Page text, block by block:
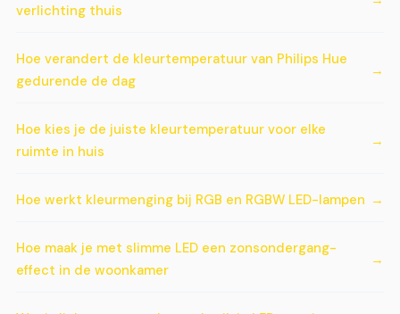
verlichting thuis
Hoe verandert de kleurtemperatuur van Philips Hue
gedurende de dag
Hoe kies je de juiste kleurtemperatuur voor elke
ruimte in huis
Hoe werkt kleurmenging bij RGB en RGBW LED-lampen
Hoe maak je met slimme LED een zonsondergang-
effect in de woonkamer